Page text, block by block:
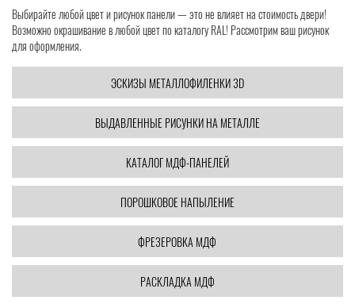
Выбирайте любой цвет и рисунок панели — это не влияет на стоимость двери!
Возможно окрашивание в любой цвет по каталогу RAL! Рассмотрим ваш рисунок
для оформления.
ЭСКИЗЫ МЕТАЛЛОФИЛЕНКИ 3D
ВЫДАВЛЕННЫЕ РИСУНКИ НА МЕТАЛЛЕ
КАТАЛОГ МДФ-ПАНЕЛЕЙ
ПОРОШКОВОЕ НАПЫЛЕНИЕ
ФРЕЗЕРОВКА МДФ
РАСКЛАДКА МДФ